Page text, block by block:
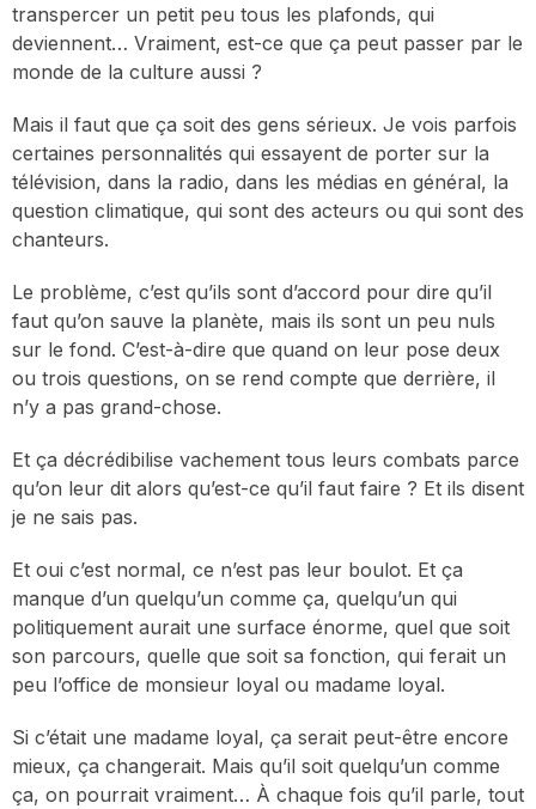
transpercer un petit peu tous les plafonds, qui
deviennent… Vraiment, est-ce que ça peut passer par le
monde de la culture aussi ?
Mais il faut que ça soit des gens sérieux. Je vois parfois
certaines personnalités qui essayent de porter sur la
télévision, dans la radio, dans les médias en général, la
question climatique, qui sont des acteurs ou qui sont des
chanteurs.
Le problème, c’est qu’ils sont d’accord pour dire qu’il
faut qu’on sauve la planète, mais ils sont un peu nuls
sur le fond. C’est-à-dire que quand on leur pose deux
ou trois questions, on se rend compte que derrière, il
n’y a pas grand-chose.
Et ça décrédibilise vachement tous leurs combats parce
qu’on leur dit alors qu’est-ce qu’il faut faire ? Et ils disent
je ne sais pas.
Et oui c’est normal, ce n’est pas leur boulot. Et ça
manque d’un quelqu’un comme ça, quelqu’un qui
politiquement aurait une surface énorme, quel que soit
son parcours, quelle que soit sa fonction, qui ferait un
peu l’office de monsieur loyal ou madame loyal.
Si c’était une madame loyal, ça serait peut-être encore
mieux, ça changerait. Mais qu’il soit quelqu’un comme
ça, on pourrait vraiment… À chaque fois qu’il parle, tout